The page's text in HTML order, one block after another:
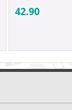
42.90